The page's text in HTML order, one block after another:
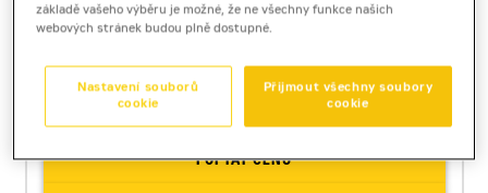
Technický list [1,2 MB]
Produktový list [0,6 MB]
Brožura [9,9 MB]
POPTAT CENU
základě vašeho výběru je možné, že ne všechny funkce našich
webových stránek budou plně dostupné.
Přijmout všechny soubory
cookie
Nastavení souborů
cookie